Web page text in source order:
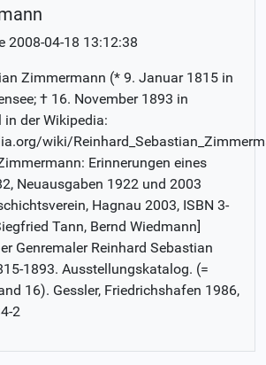
2008-04-18 13:12:38
Zimmermann (* 9. Januar 1815 in
† 16. November 1893 in
der Wikipedia:
wiki/
Erinnerungen eines
Neuausgaben 1922 und 2003
Hagnau 2003, ISBN 3-
Tann, Bernd Wiedmann]
Genremaler Reinhard Sebastian
1893. Ausstellungskatalog. (=
16). Gessler, Friedrichshafen 1986,
2